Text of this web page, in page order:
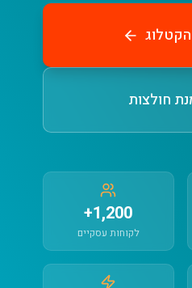
חולצות
1,200+
לקוחות עסקיים